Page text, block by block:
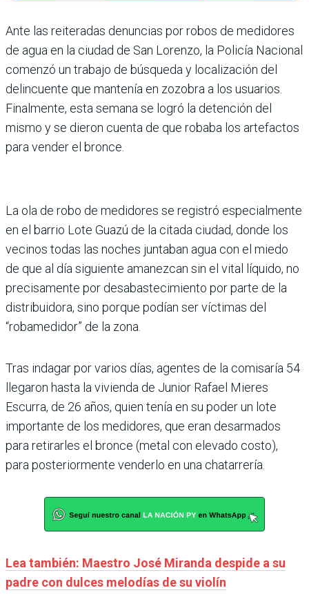
Ante las reiteradas denuncias por robos de medidores
de agua en la ciudad de San Lorenzo, la Policía Nacional
comenzó un trabajo de búsqueda y localización del
delincuente que mantenía en zozobra a los usuarios.
Finalmente, esta semana se logró la detención del
mismo y se dieron cuenta de que robaba los artefactos
para vender el bronce.
La ola de robo de medidores se registró especialmente
en el barrio Lote Guazú de la citada ciudad, donde los
vecinos todas las noches juntaban agua con el miedo
de que al día siguiente amanezcan sin el vital líquido, no
precisamente por desabastecimiento por parte de la
distribuidora, sino porque podían ser víctimas del
“robamedidor” de la zona.
Tras indagar por varios días, agentes de la comisaría 54
llegaron hasta la vivienda de Junior Rafael Mieres
Escurra, de 26 años, quien tenía en su poder un lote
importante de los medidores, que eran desarmados
para retirarles el bronce (metal con elevado costo),
para posteriormente venderlo en una chatarrería.
Lea también: Maestro José Miranda despide a su
padre con dulces melodías de su violín